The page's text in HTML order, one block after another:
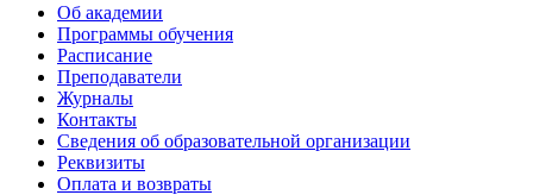
Об академии
Программы обучения
Расписание
Преподаватели
Журналы
Контакты
Сведения об образовательной организации
Реквизиты
Оплата и возвраты